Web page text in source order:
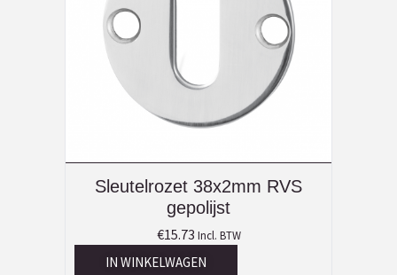
Sleutelrozet 38x2mm RVS
gepolijst
€15.73 Incl. BTW
IN WINKELWAGEN